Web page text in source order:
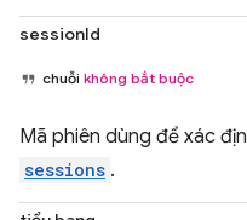
sessionId
chuỗi không bắt buộc
Mã phiên dùng để xác
sessions .